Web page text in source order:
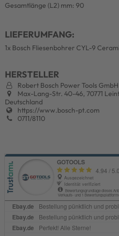
Gesamtlänge (L2) mm: 90
LIEFERUMFANG:
1x Bosch Fliesenbohrer CYL-9
HERSTELLER
Robert Bosch Power Tools GmbH
Max-Lang-Str. 40-46, 70771
Deutschland
https://www.bosch-pt.com
0711/8110